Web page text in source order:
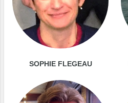
SOPHIE FLEGEAU